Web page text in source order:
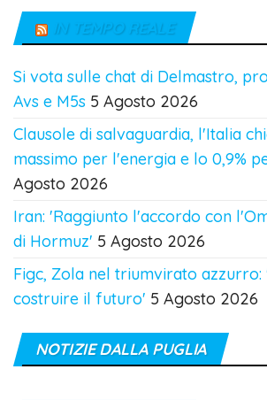
IN TEMPO REALE
Si vota sulle chat di Delmastro,
Avs e M5s 5 Agosto 2026
Clausole di salvaguardia, l'Italia
massimo per l'energia e lo 0,9%
Agosto 2026
Iran: 'Raggiunto l'accordo con
di Hormuz' 5 Agosto 2026
Figc, Zola nel triumvirato azzurro:
costruire il futuro' 5 Agosto 2026
NOTIZIE DALLA PUGLIA